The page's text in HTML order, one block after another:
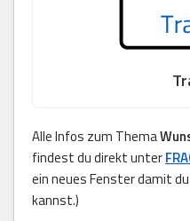
Alle Infos zum Thema
findest du direkt unter
ein neues Fenster damit
kannst.)